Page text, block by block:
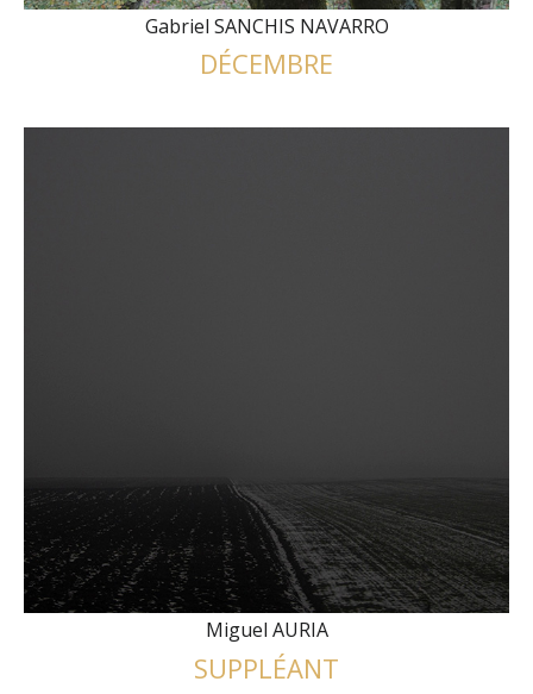
Gabriel SANCHIS NAVARRO
DÉCEMBRE
Miguel AURIA
SUPPLÉANT